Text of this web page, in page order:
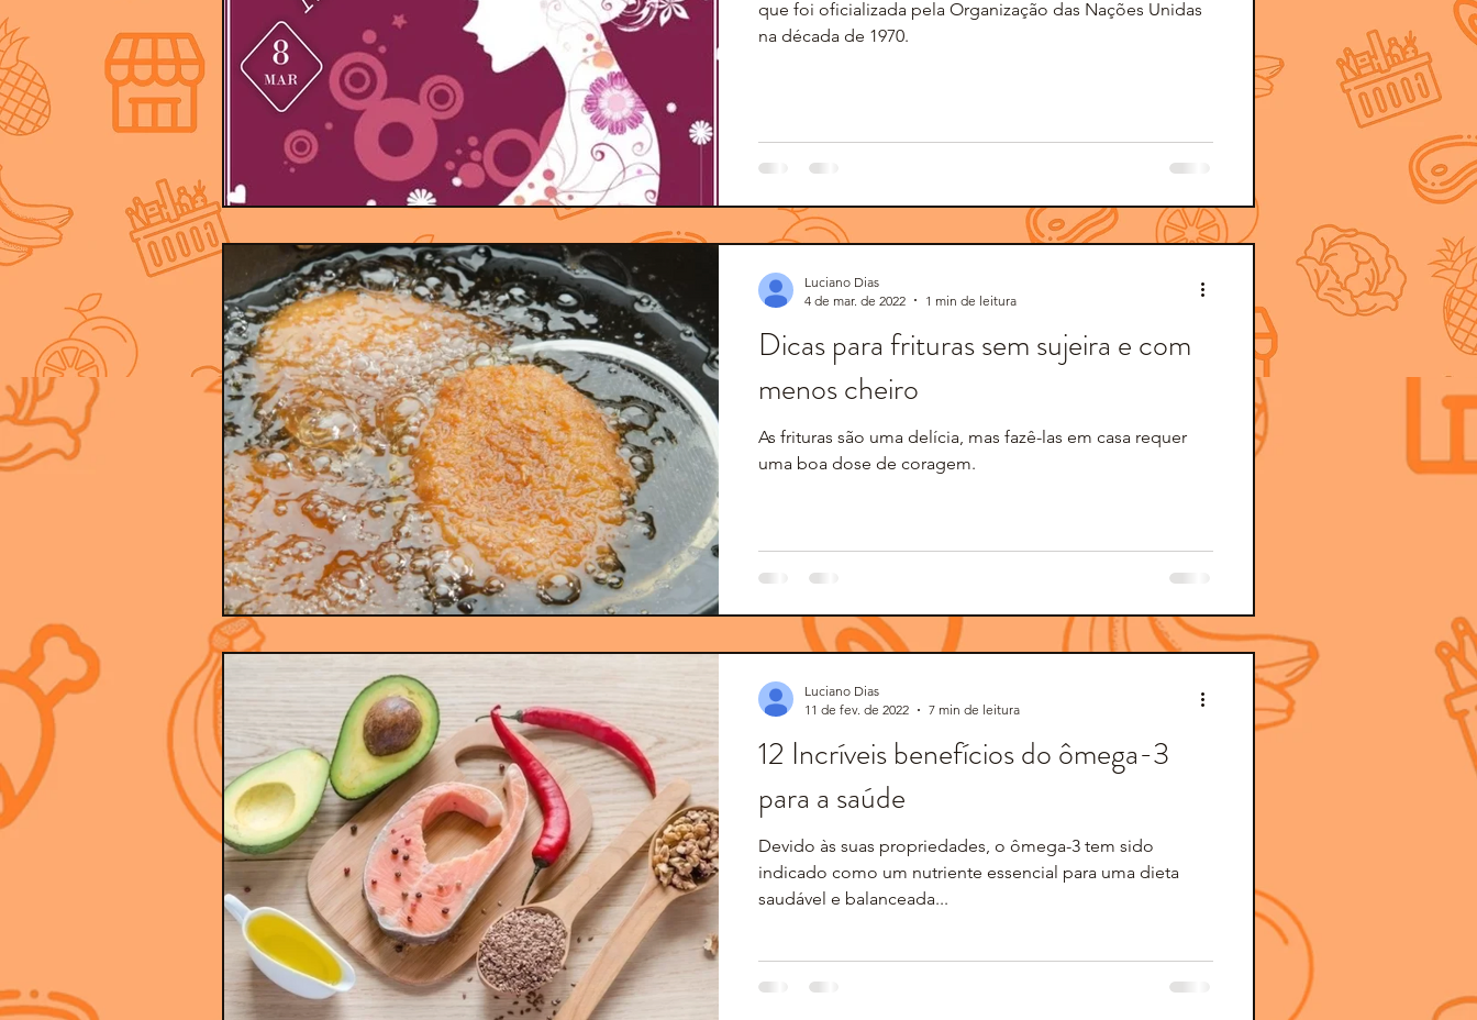
que foi oficializada pela Organização das Nações Unidas
na década de 1970.
Dicas para frituras sem sujeira e com
menos cheiro
As frituras são uma delícia, mas fazê-las em casa requer
uma boa dose de coragem.
Luciano Dias
4 de mar. de 2022
1 min de leitura
12 Incríveis benefícios do ômega-3
para a saúde
Devido às suas propriedades, o ômega-3 tem sido
indicado como um nutriente essencial para uma dieta
saudável e balanceada...
Luciano Dias
11 de fev. de 2022
7 min de leitura